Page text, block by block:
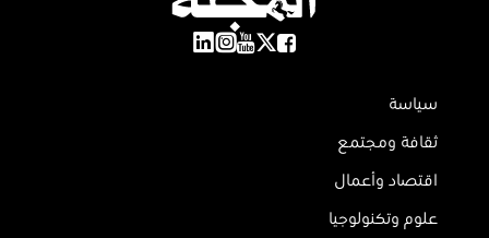
سياسة
ثقافة ومجتمع
اقتصاد وأعمال
علوم وتكنولوجيا